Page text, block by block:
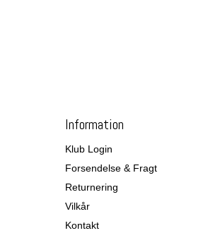
Information
Klub Login
Forsendelse & Fragt
Returnering
Vilkår
Kontakt